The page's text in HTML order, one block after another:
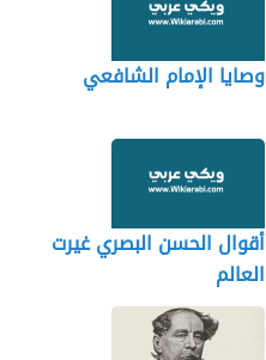
وصايا الإمام الشافعي
أقوال الحسن البصري غيرت
العالم